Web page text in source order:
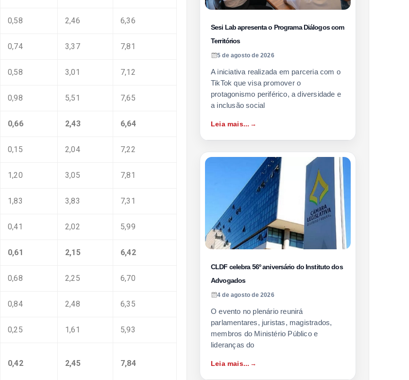
0,58 2,46 6,36
0,74 3,37 7,81
0,58 3,01 7,12
0,98 5,51 7,65
0,66 2,43 6,64
0,15 2,04 7,22
1,20 3,05 7,81
1,83 3,83 7,31
0,41 2,02 5,99
0,61 2,15 6,42
0,68 2,25 6,70
0,84 2,48 6,35
0,25 1,61 5,93
0,42 2,45 7,84
Sesi Lab apresenta o Programa Diálogos com
Territórios
5 de agosto de 2026
A iniciativa realizada em parceria com o
TikTok que visa promover o
protagonismo periférico, a diversidade e
a inclusão social
Leia mais...
CLDF celebra 56º aniversário do Instituto dos
Advogados
4 de agosto de 2026
O evento no plenário reunirá
parlamentares, juristas, magistrados,
membros do Ministério Público e
lideranças do
Leia mais...